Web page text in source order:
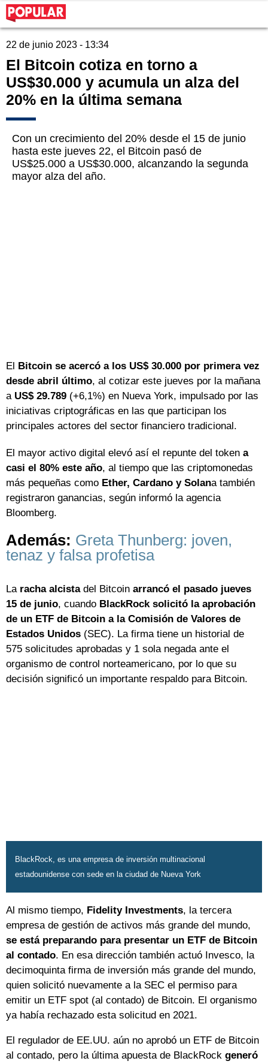
22 de junio 2023 - 13:34
El Bitcoin cotiza en torno a
US$30.000 y acumula un alza del
20% en la última semana
Con un crecimiento del 20% desde el 15 de junio
hasta este jueves 22, el Bitcoin pasó de
US$25.000 a US$30.000, alcanzando la segunda
mayor alza del año.
El Bitcoin se acercó a los US$ 30.000 por primera vez
desde abril último, al cotizar este jueves por la mañana
a US$ 29.789 (+6,1%) en Nueva York, impulsado por las
iniciativas criptográficas en las que participan los
principales actores del sector financiero tradicional.
El mayor activo digital elevó así el repunte del token a
casi el 80% este año, al tiempo que las criptomonedas
más pequeñas como Ether, Cardano y Solana también
registraron ganancias, según informó la agencia
Bloomberg.
Además: Greta Thunberg: joven,
tenaz y falsa profetisa
La racha alcistadel Bitcoin arrancó el pasado jueves
15 de junio, cuando BlackRock solicitó la aprobación
de un ETF de Bitcoin a la Comisión de Valores de
Estados Unidos (SEC). La firma tiene un historial de
575 solicitudes aprobadas y 1 sola negada ante el
organismo de control norteamericano, por lo que su
decisión significó un importante respaldo para Bitcoin.
BlackRock, es una empresa de inversión multinacional
estadounidense con sede en la ciudad de Nueva York
Al mismo tiempo, Fidelity Investments, la tercera
empresa de gestión de activos más grande del mundo,
se está preparando para presentar un ETF de Bitcoin
al contado. En esa dirección también actuó Invesco, la
decimoquinta firma de inversión más grande del mundo,
quien solicitó nuevamente a la SEC el permiso para
emitir un ETF spot (al contado) de Bitcoin. El organismo
ya había rechazado esta solicitud en 2021.
El regulador de EE.UU. aún no aprobó un ETF de Bitcoin
al contado, pero la última apuesta de BlackRock generó